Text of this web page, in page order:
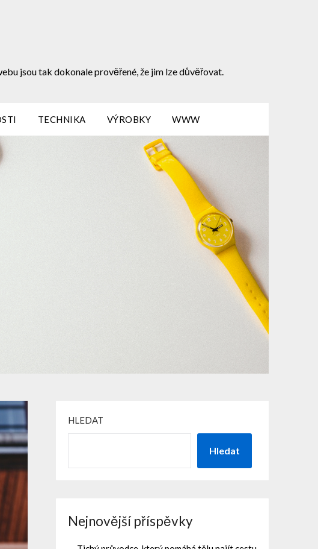
jsou tak dokonale prověřené, že jim lze důvěřovat.
TECHNIKA VÝROBKY WWW
HLEDAT
Hledat
Nejnovější příspěvky